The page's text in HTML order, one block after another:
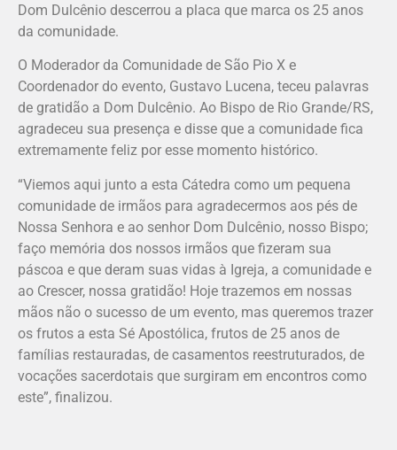
Dom Dulcênio descerrou a placa que marca os 25 anos
da comunidade.
O Moderador da Comunidade de São Pio X e
Coordenador do evento, Gustavo Lucena, teceu palavras
de gratidão a Dom Dulcênio. Ao Bispo de Rio Grande/RS,
agradeceu sua presença e disse que a comunidade fica
extremamente feliz por esse momento histórico.
“Viemos aqui junto a esta Cátedra como um pequena
comunidade de irmãos para agradecermos aos pés de
Nossa Senhora e ao senhor Dom Dulcênio, nosso Bispo;
faço memória dos nossos irmãos que fizeram sua
páscoa e que deram suas vidas à Igreja, a comunidade e
ao Crescer, nossa gratidão! Hoje trazemos em nossas
mãos não o sucesso de um evento, mas queremos trazer
os frutos a esta Sé Apostólica, frutos de 25 anos de
famílias restauradas, de casamentos reestruturados, de
vocações sacerdotais que surgiram em encontros como
este”, finalizou.